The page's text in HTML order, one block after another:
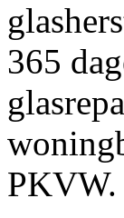
365
PKVW.